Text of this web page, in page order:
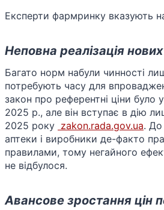
Експерти фармринку вказують
Неповна реалізація
Багато норм набули чинності
потребують часу для
закон про референтні ціни було
2025 р., але він вступає в дію
2025 року ​ zakon.rada.gov.ua. До
аптеки і виробники де-факто
правилами, тому негайного
не відбулося.
Авансове зростання цін